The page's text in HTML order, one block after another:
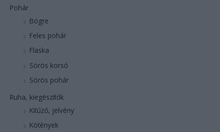
Pohár
Bögre
Feles pohár
Flaska
Sörös korsó
Sörös pohár
Ruha, kiegészítők
Kitűző, jelvény
Kötények